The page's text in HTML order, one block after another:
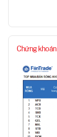
Chứng khoán